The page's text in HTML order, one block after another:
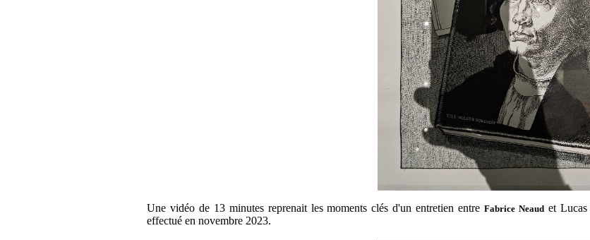
Une vidéo de 13 minutes reprenait les moments clés d'un entretien entre Fabrice Neaudet Lucas
effectué en novembre 2023.